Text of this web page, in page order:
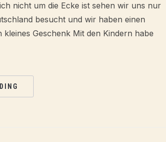
nicht um die Ecke ist sehen wir uns nur
besucht und wir haben einen
Geschenk Mit den Kindern habe